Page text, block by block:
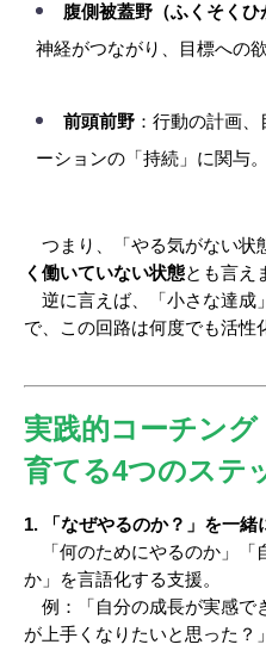
腹側被蓋野（ふくそく
神経がつながり、目標への
前頭前野：行動の計画、
ーションの「持続」に関与。
つまり、「やる気がない状
く働いていない状態とも言え
逆に言えば、「小さな達成
で、この回路は何度でも活性
実践的コーチン
育てる4つのステ
1. 「なぜやるのか？」を一緒
「何のためにやるのか」「
か」を言語化する支援。
例：「自分の成長が実感で
が上手くなりたいと思った？」